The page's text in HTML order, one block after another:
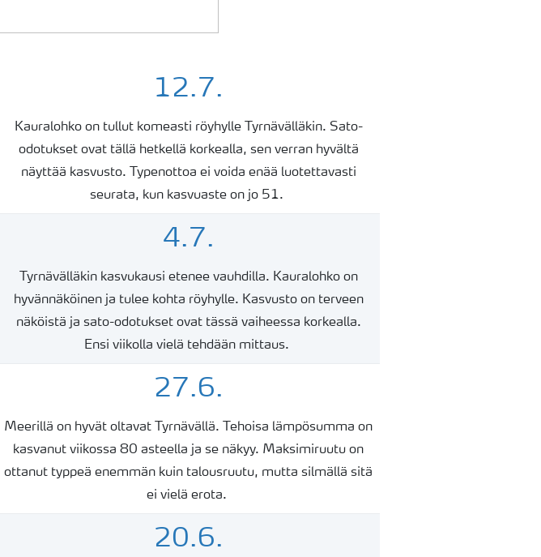
12.7.
Kauralohko on tullut komeasti röyhylle Tyrnävälläkin. Sato-
odotukset ovattällä hetkellä korkealla, sen verran hyvältä
näyttää kasvusto. Typenottoa ei voida enää luotettavasti
seurata, kun kasvuaste on jo 51.
4.7.
Tyrnävälläkin kasvukausi etenee vauhdilla. Kauralohko on
hyvännäköinen ja tulee kohta röyhylle. Kasvusto on terveen
näköistä ja sato-odotukset ovattässä vaiheessa korkealla.
Ensi viikolla vielä tehdään mittaus.
27.6.
Meerillä on hyvät oltavat Tyrnävällä. Tehoisa lämpösumma on
kasvanut viikossa 80 asteella ja se näkyy. Maksimiruutu on
ottanut typpeä enemmän kuin talousruutu, mutta silmällä sitä
ei vielä erota.
20.6.